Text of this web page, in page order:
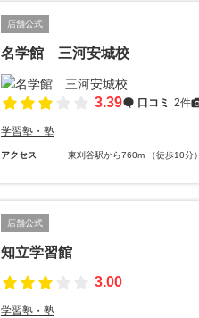
店舗公式
名学館 三河安城校
3.39 口コミ 2件
学習塾・塾
アクセス 東刈谷駅から760m （徒歩10分）
店舗公式
知立学習館
3.00
学習塾・塾